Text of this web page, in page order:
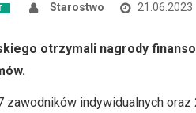
Starostwo 21.06.2023
otrzymali nagrody
zawodników indywidualnych